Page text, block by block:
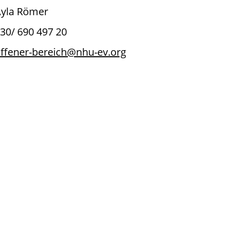
Römer
690 497 20
bereich@nhu-ev.org